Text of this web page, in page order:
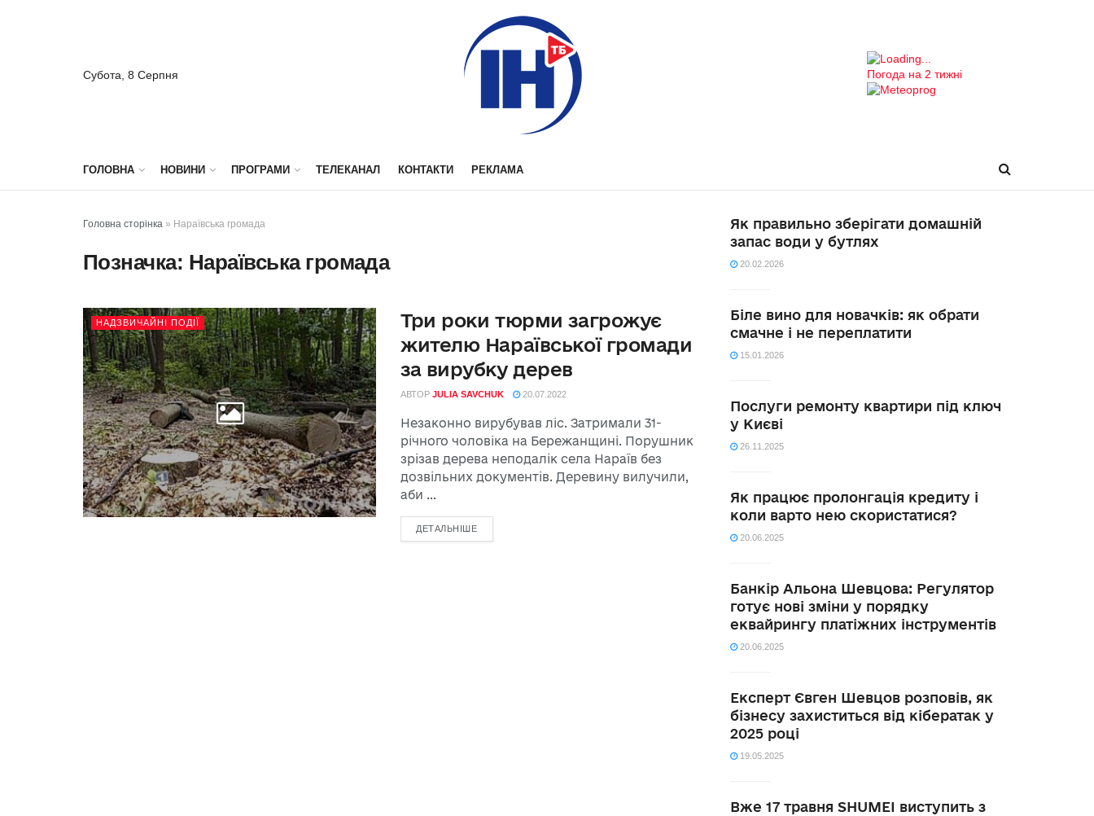
Субота, 8 Серпня Погода на 2 тижні
ГОЛОВНА НОВИНИ ПРОГРАМИ ТЕЛЕКАНАЛ КОНТАКТИ РЕКЛАМА
Головна сторінка » Нараївська громада
Позначка: Нараївська громада
НАДЗВИЧАЙНІ ПОДІЇ
Три роки тюрми загрожує
жителю Нараївської громади
за вирубку дерев
АВТОР JULIA SAVCHUK 20.07.2022
Незаконно вирубував ліс. Затримали 31-
річного чоловіка на Бережанщині. Порушник
зрізав дерева неподалік села Нараїв без
дозвільних документів. Деревину вилучили,
аби ...
ДЕТАЛЬНІШЕ
Як правильно зберігати домашній
запас води у бутлях
20.02.2026
Біле вино для новачків: як обрати
смачне і не переплатити
15.01.2026
Послуги ремонту квартири під ключ
у Києві
26.11.2025
Як працює пролонгація кредиту і
коли варто нею скористатися?
20.06.2025
Банкір Альона Шевцова: Регулятор
готує нові зміни у порядку
еквайрингу платіжних інструментів
20.06.2025
Експерт Євген Шевцов розповів, як
бізнесу захиститься від кібератак у
2025 році
19.05.2025
Вже 17 травня SHUMEI виступить з